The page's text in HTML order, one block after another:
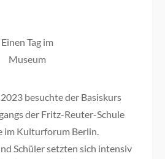
Einen Tag im
Museum
besuchte der Basiskurs
der Fritz-Reuter-Schule
im Kulturforum Berlin.
Schüler setzten sich intensiv